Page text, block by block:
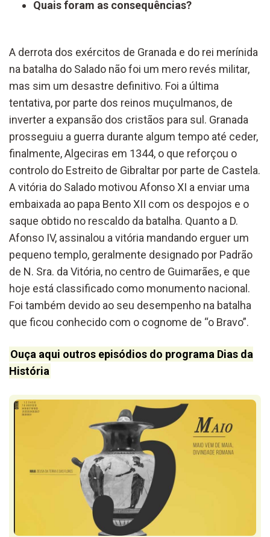
Quais foram as consequências?
A derrota dos exércitos de Granada e do rei merínida
na batalha do Salado não foi um mero revés militar,
mas sim um desastre definitivo. Foi a última
tentativa, por parte dos reinos muçulmanos, de
inverter a expansão dos cristãos para sul. Granada
prosseguiu a guerra durante algum tempo até ceder,
finalmente, Algeciras em 1344, o que reforçou o
controlo do Estreito de Gibraltar por parte de Castela.
A vitória do Salado motivou Afonso XI a enviar uma
embaixada ao papa Bento XII com os despojos e o
saque obtido no rescaldo da batalha. Quanto a D.
Afonso IV, assinalou a vitória mandando erguer um
pequeno templo, geralmente designado por Padrão
de N. Sra. da Vitória, no centro de Guimarães, e que
hoje está classificado como monumento nacional.
Foi também devido ao seu desempenho na batalha
que ficou conhecido com o cognome de “o Bravo”.
Ouça aqui outros episódios do programa Dias da
História